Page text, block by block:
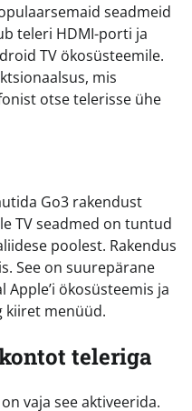
seadmeid
teleri HDMI-porti ja
TV ökosüsteemile.
mis
otse telerisse ühe
Go3 rakendust
TV seadmed on tuntud
poolest. Rakendus
See on suurepärane
Apple’i ökosüsteemis ja
kiiret menüüd.
teleriga
vaja see aktiveerida.